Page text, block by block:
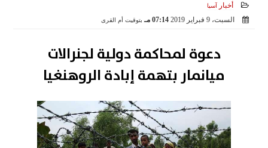
أخبار آسيا
السبت، 9 فبراير 2019 07:14 مـ بتوقيت أم القرى
دعوة لمحاكمة دولية لجنرالات
ميانمار بتهمة إبادة الروهنغيا